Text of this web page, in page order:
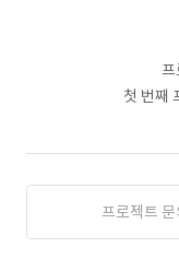
프
첫 번째
프로젝트